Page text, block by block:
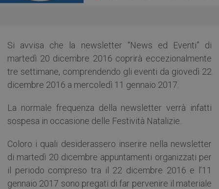
Si avvisa che la newsletter “News ed Eventi” di
martedì 20 dicembre 2016 coprirà eccezionalmente
tre settimane, comprendendo gli eventi da giovedì 22
dicembre 2016 a mercoledì 11 gennaio 2017.
La normale frequenza della newsletter verrà infatti
sospesa in occasione delle Festività Natalizie.
Coloro i quali desiderassero inserire nella newsletter
di martedì 20 dicembre appuntamenti organizzati per
il periodo compreso tra il 22 dicembre 2016 e l’11
gennaio 2017 sono pregati di far pervenire il materiale